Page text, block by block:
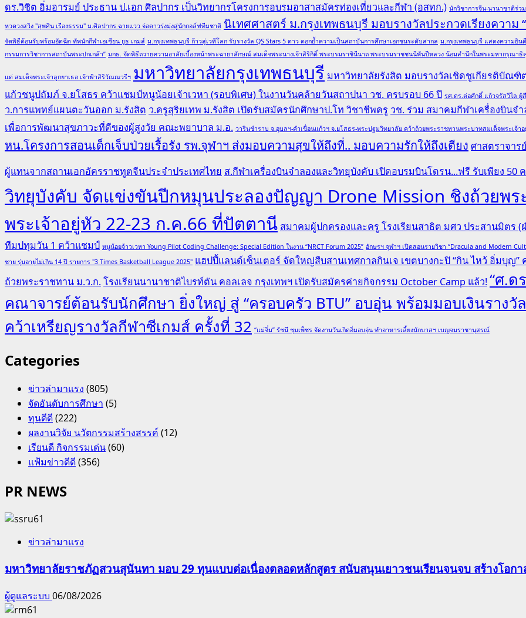
ดร.วิชิต อิ่มอารมย์ ประธาน ป.เอก ศิลปากร เป็นวิทยากรโครงการอบรมอาสาสมัครท่องเที่ยวและกีฬา (อสทก.) นักวิชาการจีน-นานาชาติร่
หวดวงสวิง "สุพศิน เรืองธรรม" ม.ศิลปากร ฉายแวว จ่อดาวรุ่งมุ่งสู่นักกอล์ฟทีมชาติ นิเทศศาสตร์ ม.กรุงเทพธนบุรี มอบรางวัลประกวดเรียงควา
จัดพิธีต้อนรับพร้อมอัดฉีด ทัพนักกีฬาเอเชียน ยูธ เกมส์ ม.กรุงเทพธนบุรี ก้าวสู่เวทีโลก รับรางวัล QS Stars 5 ดาว ตอกย้ำความเป็นสถาบันการศึกษาเอกชนระดับสากล ม.กรุงเทพธนบุรี แสดงความยิน
กรรมการวิชาการสถาบันพระปกเกล้า” มกธ. จัดพิธีถวายความอาลัยเบื้องหน้าพระฉายาลักษณ์ สมเด็จพระนางเจ้าสิริกิติ์ พระบรมราชินีนาถ พระบรมราชชนนีพันปีหลวง น้อมสำนึกในพระมหากรุณา
แด่ สมเด็จพระเจ้าลูกยาเธอ เจ้าฟ้าสิริวัณณวรีฯ มหาวิทยาลัยกรุงเทพธนบุรี มหาวิทยาลัยรังสิต มอบรางวัลเชิดชูเกียรติบัณ
แก้วชนูปถัมภ์ จ.ยโสธร คว้าแชมป์หนูน้อยเจ้าเวหา (รอบพิเศษ) ในงานวันคล้ายวันสถาปนา วช. ครบรอบ 66 ปี รศ.ดร.ต่อศักดิ์ แก้วจรัสวิไล ผู้
ว.การแพทย์แผนตะวันออก ม.รังสิต ว.ครูสุริยเทพ ม.รังสิต เปิดรับสมัครนักศึกษาป.โท วิชาชีพครู วช. ร่วม สมาคมกีฬาเครื่องบินจ
เพื่อการพัฒนาสุขภาวะที่ดีของผู้สูงวัย คณะพยาบาล ม.อ. วารินชำราบ จ.อุบลฯ-คำเขื่อนแก้วฯ จ.ยโสธร-พระปฐมวิทยาลัย คว้าถ้วยพระราชทานพระบาทสมเด็จพระเจ้า
หน.โครงการสอนเด็กเจ็บป่วยเรื้อรัง รพ.จุฬาฯ ส่งมอบความสุขให้ถึงที่.. มอบความรักให้ถึงเตียง ศาสตราจาร
ผู้แทนจากสถานเอกอัครราชทูตจีนประจำประเทศไทย ส.กีฬาเครื่องบินจำลองและวิทยุบังคับ เปิดอบรมบินโดรน...ฟรี รับเพียง 50
วิทยุบังคับ จัดแข่งขันปีกหมุนประลองปัญญา Drone Mission ชิงถ้วยพร
พระเจ้าอยู่หัว 22-23 ก.ค.66 ที่ปัตตานี สมาคมผู้ปกครองและครู โรงเรียนสาธิต มศว ประสานมิตร
ทีมปทุมวัน 1 คว้าแชมป์ หนูน้อยจ้าวเวหา Young Pilot Coding Challenge: Special Edition ในงาน “NRCT Forum 2025” อักษรฯ จุฬาฯ เปิดสอนรายวิชา “Dracula and Modern
ชาย รุ่นอายุไม่เกิน 14 ปี รายการ "3 Times Basketball League 2025" แฮปปี้แลนด์เซ็นเตอร์ จัดใหญ่สืบสานเทศกาลกินเจ เขตบางกะปิ “กิน ไหว้ อิ่มบุญ”
ถ้วยพระราชทาน ม.ว.ก.โรงเรียนนานาชาติไบรท์ตัน คอลเลจ กรุงเทพฯ เปิดรับสมัครค่ายกิจกรรม October Camp แล้ว!“ศ.ด
คณาจารย์ต้อนรับนักศึกษา ยิ่งใหญ่ สู่ “ครอบครัว BTU” อบอุ่น พร้อมมอบเงินรา
คว้าเหรียญรางวัลกีฬาซีเกมส์ ครั้งที่ 32 “แม่จิ๋ม” รัชนี ชุมเพ็ชร จัดงานวันเกิดอิ่มอบอุ่น ทำอาหารเลี้ยงนักบาสฯ เบญจมราชานุสรณ์
Categories
ข่าวล่ามาแรง (805)
จัดอันดับการศึกษา (5)
ทุนดีดี(222)
ผลงานวิจัย นวัตกรรมสร้างสรรค์ (12)
เรียนดี กิจกรรมเด่น(60)
แฟ้มข่าวดีดี(356)
PR NEWS
ข่าวล่ามาแรง
มหาวิทยาลัยราชภัฏสวนสุนันทา มอบ 29 ทุนแบบต่อเนื่องตลอดหลักสูตร สนับสนุนเยาวชนเรียนจนจบ สร้างโอกา
ผู้ดูแลระบบ 06/08/2026